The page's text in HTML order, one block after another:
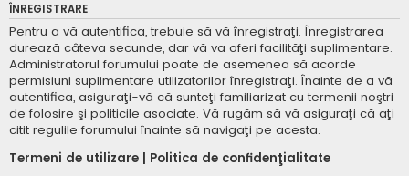
ÎNREGISTRARE
Pentru a vă autentifica, trebuie să vă înregistraţi. Înregistrarea
durează câteva secunde, dar vă va oferi facilităţi suplimentare.
Administratorul forumului poate de asemenea să acorde
permisiuni suplimentare utilizatorilor înregistraţi. Înainte de a vă
autentifica, asiguraţi-vă că sunteţi familiarizat cu termenii noştri
de folosire şi politicile asociate. Vă rugăm să vă asiguraţi că aţi
citit regulile forumului înainte să navigaţi pe acesta.
Termeni de utilizare
Politica de confidenţialitate